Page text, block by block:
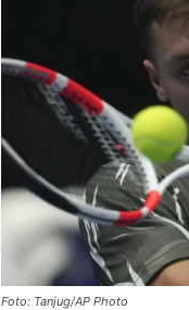
Foto: Tanjug/AP Photo